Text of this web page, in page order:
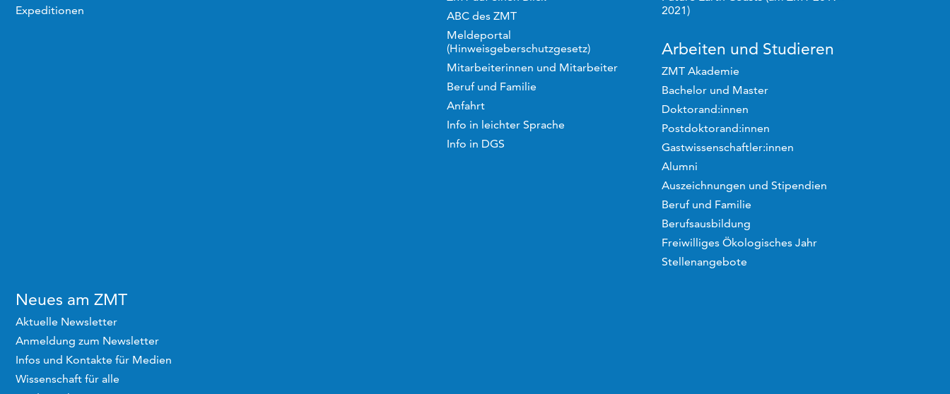
Expeditionen
ABC des ZMT
Meldeportal
(Hinweisgeberschutzgesetz)
Mitarbeiterinnen und Mitarbeiter
Beruf und Familie
Anfahrt
Info in leichter Sprache
Info in DGS
2021)
Arbeiten und Studieren
ZMT Akademie
Bachelor und Master
Doktorand:innen
Postdoktorand:innen
Gastwissenschaftler:innen
Alumni
Auszeichnungen und Stipendien
Beruf und Familie
Berufsausbildung
Freiwilliges Ökologisches Jahr
Stellenangebote
Neues am ZMT
Aktuelle Newsletter
Anmeldung zum Newsletter
Infos und Kontakte für Medien
Wissenschaft für alle